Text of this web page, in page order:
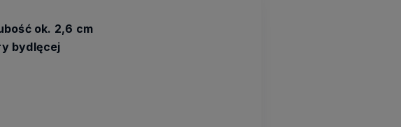
ok. 2,6 cm
bydlęcej